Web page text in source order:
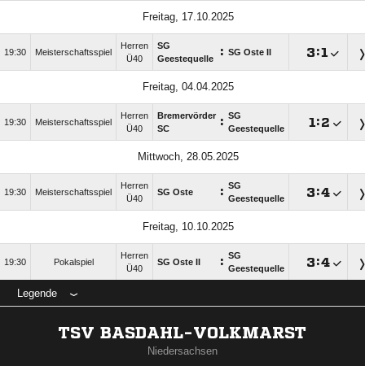
Freitag, 17.10.2025
19:30 Meisterschaftsspiel
Herren
Ü40
SG
Geestequelle
: SG Oste II :
Freitag, 04.04.2025
19:30 Meisterschaftsspiel
Herren
Ü40
Bremervörder
SC
: SG
Geestequelle
:
Mittwoch, 28.05.2025
19:30 Meisterschaftsspiel
Herren
Ü40
SG Oste : SG
Geestequelle
:
Freitag, 10.10.2025
19:30 Pokalspiel
Herren
Ü40
SG Oste II : SG
Geestequelle
:
Legende
TSV BASDAHL-VOLKMARST
Niedersachsen